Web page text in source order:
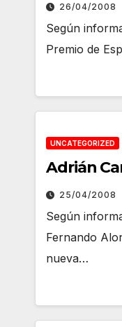
26/04/2008
Según
Premio de
UNCATEGORIZED
Adrián
25/04/2008
Según
Fernando
nueva…